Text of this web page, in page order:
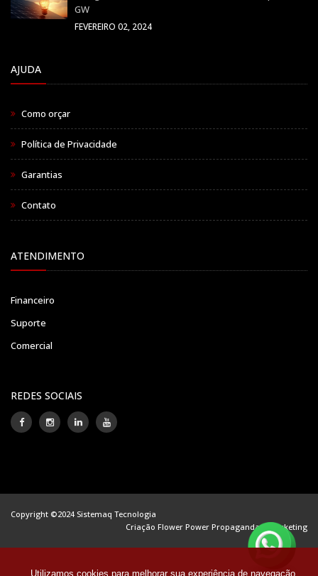
GW
FEVEREIRO 02, 2024
AJUDA
Como orçar
Política de Privacidade
Garantias
Contato
ATENDIMENTO
Financeiro
Suporte
Comercial
REDES SOCIAIS
Copyright ©2024 Sistemaq Tecnologia
Criação Flower Power Propaganda e Marketing
Utilizamos cookies para melhorar sua experiência de navegação